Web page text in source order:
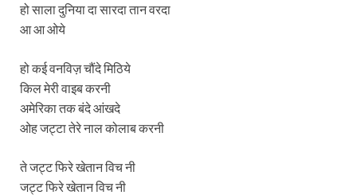
हो साला दुनिया दा सारदा तान वरदा
आ आ ओये
हो कई वनविज़ चौंदे मिठिये
किल मेरी वाइब करनी
अमेरिका तक बंदे आंखदे
ओह जट्टा तेरे नाल कोलाब करनी
ते जट्ट फिरे खेतान विच नी
जट्ट फिरे खेतान विच नी